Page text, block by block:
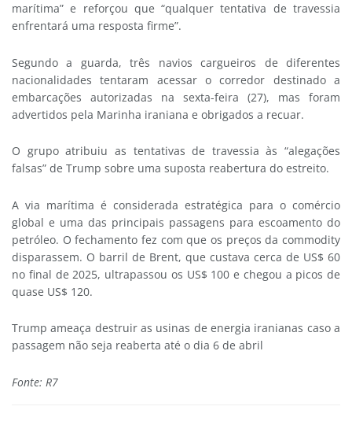
marítima” e reforçou que “qualquer tentativa de travessia
enfrentará uma resposta firme”.
Segundo a guarda, três navios cargueiros de diferentes
nacionalidades tentaram acessar o corredor destinado a
embarcações autorizadas na sexta-feira (27), mas foram
advertidos pela Marinha iraniana e obrigados a recuar.
O grupo atribuiu as tentativas de travessia às “alegações
falsas” de Trump sobre uma suposta reabertura do estreito.
A via marítima é considerada estratégica para o comércio
global e uma das principais passagens para escoamento do
petróleo. O fechamento fez com que os preços da commodity
disparassem. O barril de Brent, que custava cerca de US$ 60
no final de 2025, ultrapassou os US$ 100 e chegou a picos de
quase US$ 120.
Trump ameaça destruir as usinas de energia iranianas caso a
passagem não seja reaberta até o dia 6 de abril
Fonte: R7